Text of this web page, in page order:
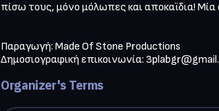
πίσω τους, μόνο μόλωπες και αποκαϊδια!
Παραγωγή: Made Of Stone Productions
Δημοσιογραφική επικοινωνία:
Organizer's Terms